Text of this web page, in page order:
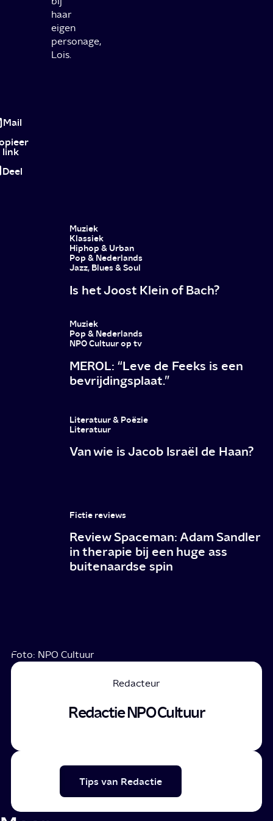
haar
eigen
personage,
Lois.
Inclusive
Mail
link
Deel
Muziek
Klassiek
Hiphop & Urban
Pop & Nederlands
Jazz, Blues & Soul
Is het Joost Klein of Bach?
Muziek
Pop & Nederlands
NPO Cultuur op tv
MEROL: “Leve de Feeks is een
bevrijdingsplaat.”
Literatuur & Poëzie
Literatuur
Van wie is Jacob Israël de Haan?
Fictie reviews
Review Spaceman: Adam Sandler
in therapie bij een huge ass
buitenaardse spin
Foto: NPO Cultuur
Redacteur
Redactie NPO Cultuur
Tips van Redactie